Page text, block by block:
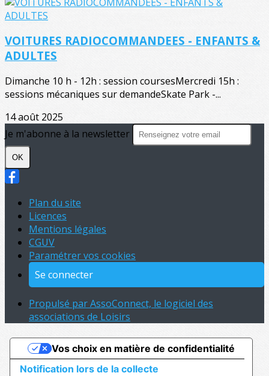
VOITURES RADIOCOMMANDEES - ENFANTS &
ADULTES
Dimanche 10 h - 12h : session coursesMercredi 15h :
sessions mécaniques sur demandeSkate Park -...
14 août 2025
Je m'abonne à la newsletter
OK
Plan du site
Licences
Mentions légales
CGUV
Paramétrer vos cookies
Se connecter
Propulsé par AssoConnect, le logiciel des
associations de Loisirs
Notification lors de la collecte
Vos choix en matière de confidentialité